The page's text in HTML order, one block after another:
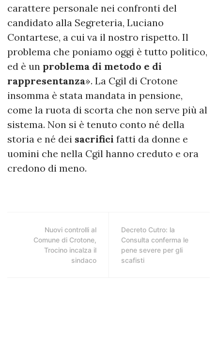
carattere personale nei confronti del
candidato alla Segreteria, Luciano
Contartese, a cui va il nostro rispetto. Il
problema che poniamo oggi è tutto politico,
ed è un problema di metodo e di
rappresentanza». La Cgil di Crotone
insomma è stata mandata in pensione,
come la ruota di scorta che non serve più al
sistema. Non si è tenuto conto né della
storia e né dei sacrifici fatti da donne e
uomini che nella Cgil hanno creduto e ora
credono di meno.
Nuovi controlli al
Comune di Crotone,
Trocino incalza il
sindaco
Decreto Cutro: la
Consulta conferma le
pene severe per gli
scafisti